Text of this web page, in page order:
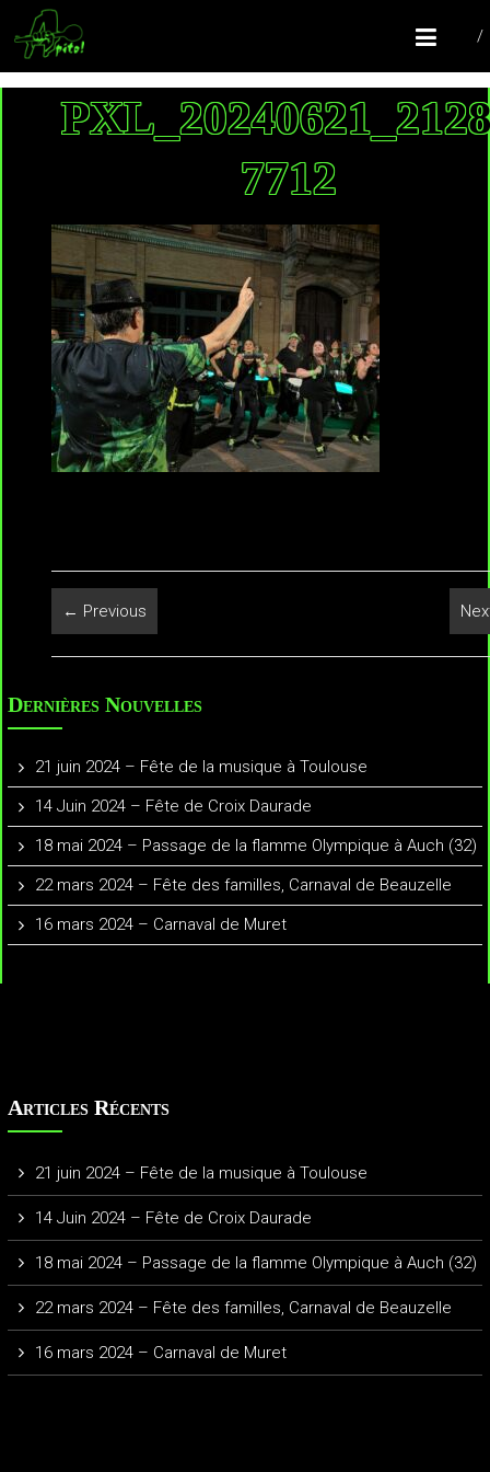
COMPAGNIE APITO!
Batucada Colomiers
7712
← Previous
Dernières Nouvelles
21 juin 2024 – Fête de la musique à Toulouse
14 Juin 2024 – Fête de Croix Daurade
18 mai 2024 – Passage de la flamme Olympique à Auch (32)
22 mars 2024 – Fête des familles, Carnaval de Beauzelle
16 mars 2024 – Carnaval de Muret
Articles Récents
21 juin 2024 – Fête de la musique à Toulouse
14 Juin 2024 – Fête de Croix Daurade
18 mai 2024 – Passage de la flamme Olympique à Auch (32)
22 mars 2024 – Fête des familles, Carnaval de Beauzelle
16 mars 2024 – Carnaval de Muret